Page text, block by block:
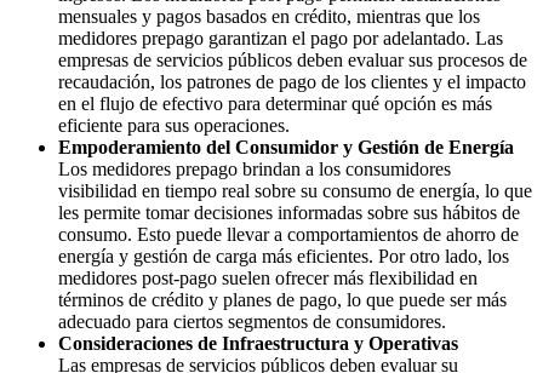
mensuales y pagos basados en crédito, mientras que los
medidores prepago garantizan el pago por adelantado. Las
empresas de servicios públicos deben evaluar sus procesos de
recaudación, los patrones de pago de los clientes y el impacto
en el flujo de efectivo para determinar qué opción es más
eficiente para sus operaciones.
Empoderamiento del Consumidor y Gestión de Energía
Los medidores prepago brindan a los consumidores
visibilidad en tiempo real sobre su consumo de energía, lo que
les permite tomar decisiones informadas sobre sus hábitos de
consumo. Esto puede llevar a comportamientos de ahorro de
energía y gestión de carga más eficientes. Por otro lado, los
medidores post-pago suelen ofrecer más flexibilidad en
términos de crédito y planes de pago, lo que puede ser más
adecuado para ciertos segmentos de consumidores.
Consideraciones de Infraestructura y Operativas
Las empresas de servicios públicos deben evaluar su